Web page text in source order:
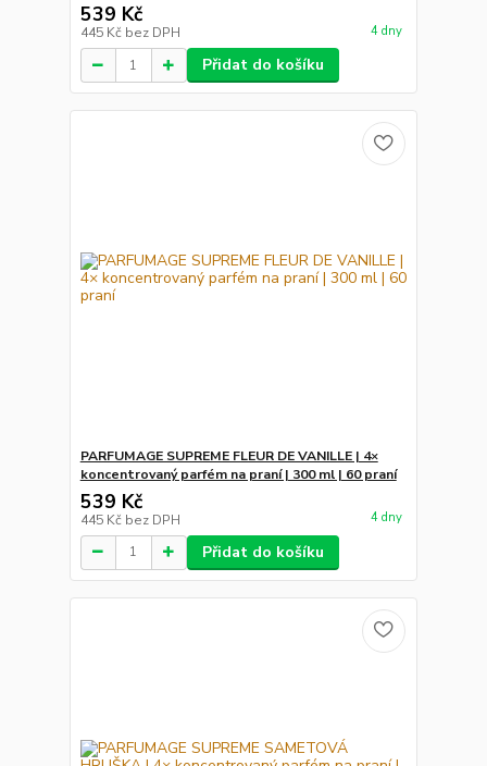
539 Kč
445 Kč bez DPH 4 dny
Přidat do košíku
PARFUMAGE SUPREME FLEUR DE VANILLE | 4×
koncentrovaný parfém na praní | 300 ml | 60 praní
539 Kč
445 Kč bez DPH 4 dny
Přidat do košíku